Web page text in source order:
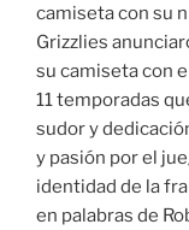
camiseta con su
Grizzlies
su camiseta con
11 temporadas
sudor y
y pasión por el
identidad de la
en palabras de